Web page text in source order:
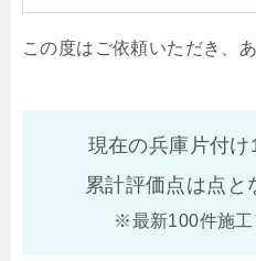
この度はご依頼いただき、
現在の兵庫片付
累計評価点は点と
※最新100件施工